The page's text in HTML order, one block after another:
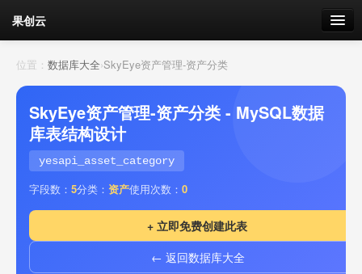
果创云
数据表单
API接口
云存储
流量 剩余接口流量
套餐
位置： 数据库大全›SkyEye资产管理-资产分类
SkyEye资产管理-资产分类 - MySQL数据
库表结构设计
yesapi_asset_category
字段数： 5分类： 资产使用次数： 0
+ 立即免费创建此表
← 返回数据库大全